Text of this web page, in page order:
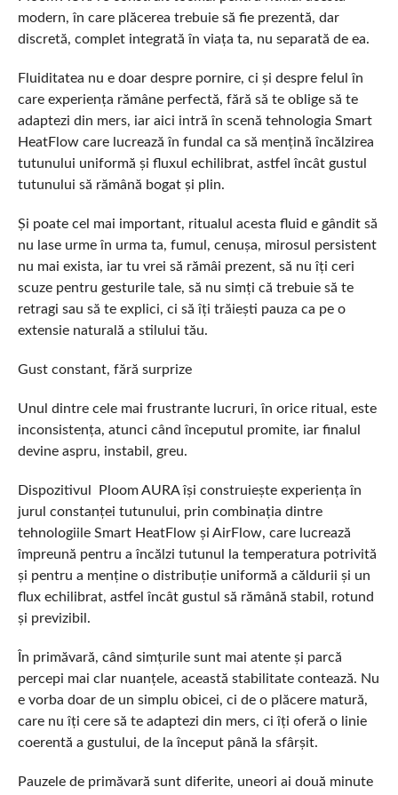
modern, în care plăcerea trebuie să fie prezentă, dar
discretă, complet integrată în viața ta, nu separată de ea.
Fluiditatea nu e doar despre pornire, ci și despre felul în
care experiența rămâne perfectă, fără să te oblige să te
adaptezi din mers, iar aici intră în scenă tehnologia Smart
HeatFlow care lucrează în fundal ca să mențină încălzirea
tutunului uniformă și fluxul echilibrat, astfel încât gustul
tutunului să rămână bogat și plin.
Și poate cel mai important, ritualul acesta fluid e gândit să
nu lase urme în urma ta, fumul, cenușa, mirosul persistent
nu mai exista, iar tu vrei să rămâi prezent, să nu îți ceri
scuze pentru gesturile tale, să nu simți că trebuie să te
retragi sau să te explici, ci să îți trăiești pauza ca pe o
extensie naturală a stilului tău.
Gust constant, fără surprize
Unul dintre cele mai frustrante lucruri, în orice ritual, este
inconsistența, atunci când începutul promite, iar finalul
devine aspru, instabil, greu.
Dispozitivul Ploom AURA își construiește experiența în
jurul constanței tutunului, prin combinația dintre
tehnologiile Smart HeatFlow și AirFlow, care lucrează
împreună pentru a încălzi tutunul la temperatura potrivită
și pentru a menține o distribuție uniformă a căldurii și un
flux echilibrat, astfel încât gustul să rămână stabil, rotund
și previzibil.
În primăvară, când simțurile sunt mai atente și parcă
percepi mai clar nuanțele, această stabilitate contează. Nu
e vorba doar de un simplu obicei, ci de o plăcere matură,
care nu îți cere să te adaptezi din mers, ci îți oferă o linie
coerentă a gustului, de la început până la sfârșit.
Pauzele de primăvară sunt diferite, uneori ai două minute